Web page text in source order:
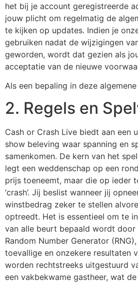
het bij je account geregistreerde
jouw plicht om regelmatig de
te kijken op updates. Indien je
gebruiken nadat de wijzigingen
geworden, wordt dat gezien als
acceptatie van de nieuwe
Als een bepaling in deze
2. Regels en
Cash or Crash Live biedt aan een
show beleving waar spanning en
samenkomen. De kern van het
legt een weddenschap op een
prijs toeneemt, maar die op ieder
‘crash’. Jij beslist wanneer jij
winstbedrag zeker te stellen
optreedt. Het is essentieel om te
van alle beurt bepaald wordt
Random Number Generator
toevallige en onzekere resultaten
worden rechtstreeks uitgestuurd
een vakbekwame gastheer, wat